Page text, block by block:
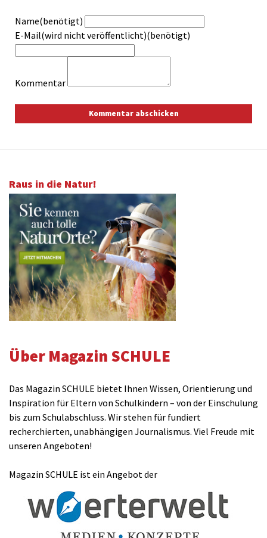
Name(benötigt)
E-Mail(wird nicht veröffentlicht)(benötigt)
Kommentar
Raus in die Natur!
Über Magazin SCHULE
Das Magazin SCHULE bietet Ihnen Wissen, Orientierung und
Inspiration für Eltern von Schulkindern – von der Einschulung
bis zum Schulabschluss. Wir stehen für fundiert
recherchierten, unabhängigen Journalismus. Viel Freude mit
unseren Angeboten!
Magazin SCHULE ist ein Angebot der